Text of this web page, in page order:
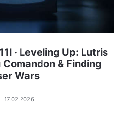
· Leveling Up: Lutris
& Finding
Wars
17.02.2026